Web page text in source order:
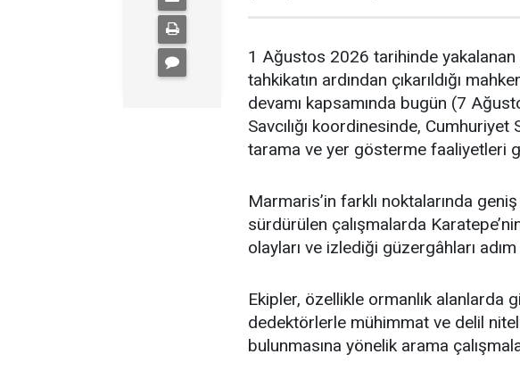
1 Ağustos 2026 tarihinde
tahkikatın ardından çıkarıldığı
devamı kapsamında bugün (7
Savcılığı koordinesinde, Cumhuriyet
tarama ve yer gösterme faaliyetleri
Marmaris’in farklı noktalarında
sürdürülen çalışmalarda
olayları ve izlediği güzergâhları
Ekipler, özellikle ormanlık alanlarda
dedektörlerle mühimmat ve delil
bulunmasına yönelik arama